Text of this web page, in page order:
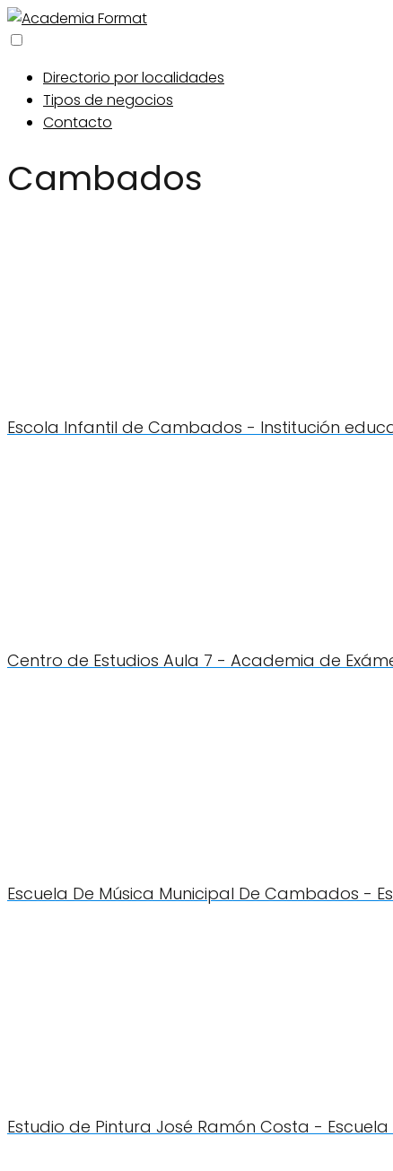
Directorio por localidades
Tipos de negocios
Contacto
Cambados
Escola Infantil de Cambados - Institución
Centro de Estudios Aula 7 - Academia de
Escuela De Música Municipal De Cambados -
Estudio de Pintura José Ramón Costa -